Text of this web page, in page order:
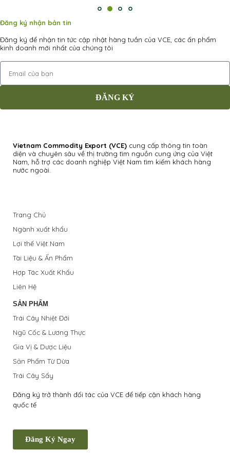
Đăng ký nhận bản tin
Đăng ký để nhận tin tức cập nhật hàng tuần của VCE, các ấn phẩm
kinh doanh mới nhất của chúng tôi
ĐĂNG KÝ
Vietnam Commodity Export (VCE) cung cấp thông tin toàn
diện và chuyên sâu về thị trường tìm nguồn cung ứng của Việt
Nam, hỗ trợ các doanh nghiệp Việt Nam tìm kiếm khách hàng
nước ngoài.
Trang Chủ
Ngành xuất khẩu
Lợi thế Việt Nam
Tài Liệu & Ấn Phẩm
Hợp Tác Xuất Khẩu
Liên Hệ
SẢN PHẨM
Trái Cây Nhiệt Đới
Ngũ Cốc & Lương Thực
Gia Vị & Dược Liệu
Sản Phẩm Từ Dừa
Trái Cây Sấy
Đăng ký trở thành đối tác của VCE để tiếp cận khách hàng
quốc tế
Đăng Ký Ngay